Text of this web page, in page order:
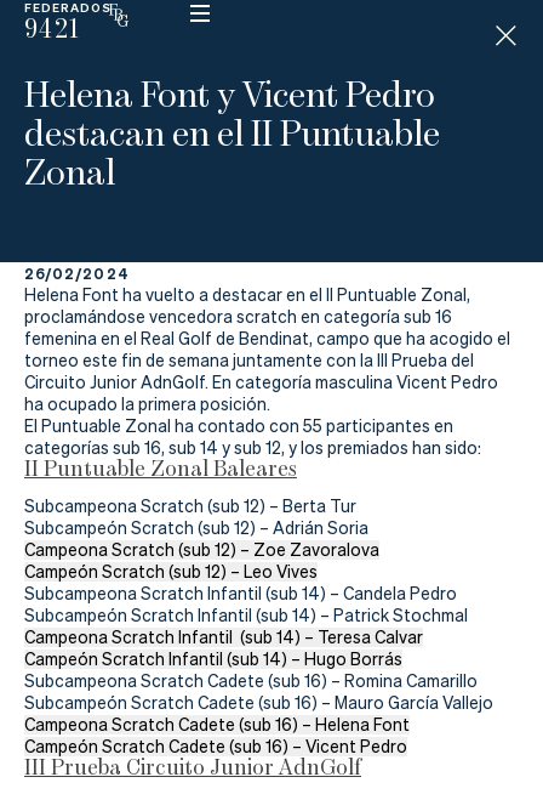
FEDERADOS
9421
ESP
N
D
C
A
P
La
Federación
Federarse
Jugar
Aprender
Actualidad
Tienda
Helena Font y Vicent Pedro
destacan en el II Puntuable
Zonal
26/02/2024
Helena Font ha vuelto a destacar en el II Puntuable Zonal,
proclamándose vencedora scratch en categoría sub 16
femenina en el Real Golf de Bendinat, campo que ha acogido el
torneo este fin de semana juntamente con la III Prueba del
Circuito Junior AdnGolf. En categoría masculina Vicent Pedro
ha ocupado la primera posición.
El Puntuable Zonal ha contado con 55 participantes en
categorías sub 16, sub 14 y sub 12, y los premiados han sido:
II Puntuable Zonal Baleares
Subcampeona Scratch (sub 12) – Berta Tur
Subcampeón Scratch (sub 12) – Adrián Soria
Campeona Scratch (sub 12) – Zoe Zavoralova
Campeón Scratch (sub 12) – Leo Vives
Subcampeona Scratch Infantil (sub 14) – Candela Pedro
Subcampeón Scratch Infantil (sub 14) – Patrick Stochmal
Campeona Scratch Infantil (sub 14) – Teresa Calvar
Campeón Scratch Infantil (sub 14) – Hugo Borrás
Subcampeona Scratch Cadete (sub 16) – Romina Camarillo
Subcampeón Scratch Cadete (sub 16) – Mauro García Vallejo
Campeona Scratch Cadete (sub 16) – Helena Font
Campeón Scratch Cadete (sub 16) – Vicent Pedro
III Prueba Circuito Junior AdnGolf